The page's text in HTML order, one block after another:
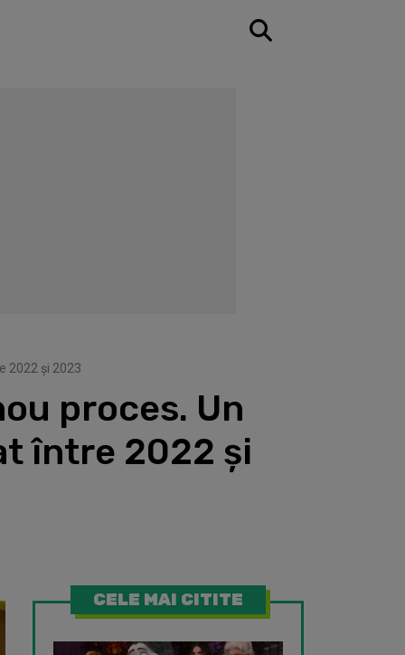
2022 și 2023
proces. Un
între 2022 și
CELE MAI CITITE